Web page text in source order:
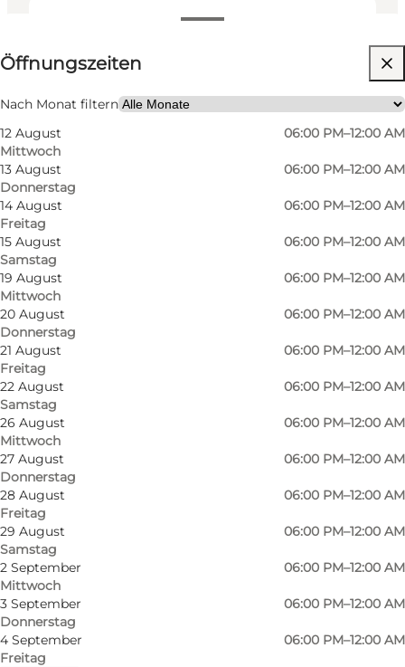
Öffnungszeiten anzeigen
Öffnungszeiten
Nach Monat filtern
12 August
Mittwoch
06:00 PM–12:00 AM
13 August
Donnerstag
06:00 PM–12:00 AM
14 August
Freitag
06:00 PM–12:00 AM
15 August
Samstag
06:00 PM–12:00 AM
19 August
Mittwoch
06:00 PM–12:00 AM
20 August
Donnerstag
06:00 PM–12:00 AM
21 August
Freitag
06:00 PM–12:00 AM
22 August
Samstag
06:00 PM–12:00 AM
26 August
Mittwoch
06:00 PM–12:00 AM
27 August
Donnerstag
06:00 PM–12:00 AM
28 August
Freitag
06:00 PM–12:00 AM
29 August
Samstag
06:00 PM–12:00 AM
2 September
Mittwoch
06:00 PM–12:00 AM
3 September
Donnerstag
06:00 PM–12:00 AM
4 September
Freitag
06:00 PM–12:00 AM
⌘ Michelin
Website besuchen
Foto: Rico Feldfoss
©
Foto: